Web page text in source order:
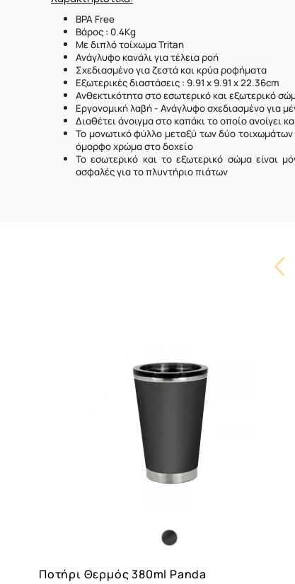
BPA Free
Βάρος : 0.4Kg
Με διπλό τοίχωμα Tritan
Ανάγλυφο κανάλι για τέλεια ροή
Σχεδιασμένο για ζεστά και κρύα ροφήματα
Εξωτερικές διαστάσεις : 9.91 x 9.91 x 22.36cm
Ανθεκτικότητα στο εσωτερικό και εξωτερικό
Εργονομική λαβή - Ανάγλυφο σχεδιασμένο για
Διαθέτει άνοιγμα στο καπάκι το οποίο ανοίγει
Το μονωτικό φύλλο μεταξύ των δύο
όμορφο χρώμα στο δοχείο
Το εσωτερικό και το εξωτερικό σώμα είναι
ασφαλές για το πλυντήριο πιάτων
Ποτήρι Θερμός 380ml Panda